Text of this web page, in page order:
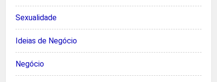
Sexualidade
Ideias de Negócio
Negócio